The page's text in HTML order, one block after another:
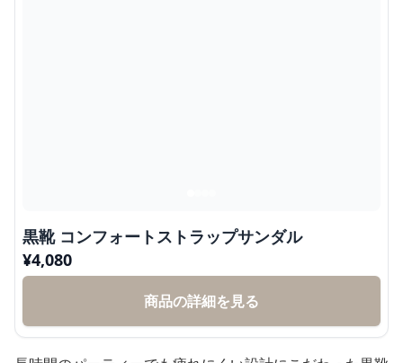
黒靴 コンフォートストラップサンダル
¥4,080
商品の詳細を見る